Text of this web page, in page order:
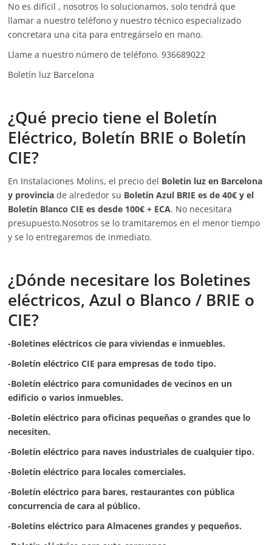
No es difícil , nosotros lo solucionamos, solo tendrá que
llamar a nuestro teléfono y nuestro técnico especializado
concretara una cita para entregárselo en mano.
Llame a nuestro número de teléfono. 936689022
Boletín luz Barcelona
¿Qué precio tiene el Boletín
Eléctrico, Boletín BRIE o Boletín
CIE?
En Instalaciones Molins, el precio del Boletin luz en Barcelona
y provincia de alrededor su Boletín Azul BRIE es de 40€ y el
Boletín Blanco CIE es desde 100€ + ECA. No necesitara
presupuesto.Nosotros se lo tramitaremos en el menor tiempo
y se lo entregaremos de inmediato.
¿Dónde necesitare los Boletines
eléctricos, Azul o Blanco / BRIE o
CIE?
-Boletines eléctricos cie para viviendas e inmuebles.
-Boletín eléctrico CIE para empresas de todo tipo.
-Boletín eléctrico para comunidades de vecinos en un
edificio o varios inmuebles.
-Boletín eléctrico para oficinas pequeñas o grandes que lo
necesiten.
-Boletín eléctrico para naves industriales de cualquier tipo.
-Boletín eléctrico para locales comerciales.
-Boletín eléctrico para bares, restaurantes con pública
concurrencia de cara al público.
-Boletíns eléctrico para Almacenes grandes y pequeños.